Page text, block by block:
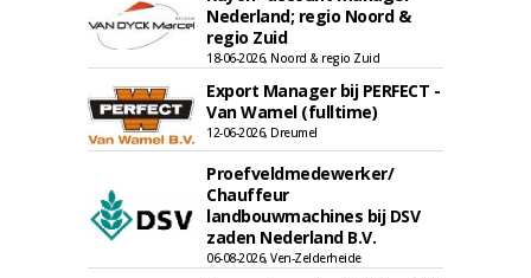
Nederland; regio Noord &
regio Zuid
18-06-2026, Noord & regio Zuid
Export Manager bij PERFECT -
Van Wamel (fulltime)
12-06-2026, Dreumel
Proefveldmedewerker/
Chauffeur
landbouwmachines bij DSV
zaden Nederland B.V.
06-08-2026, Ven-Zelderheide